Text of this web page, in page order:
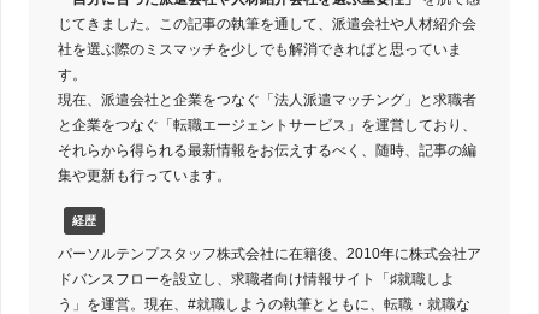
じてきました。この記事の執筆を通して、派遣会社や人材紹介会
社を選ぶ際のミスマッチを少しでも解消できればと思っていま
す。
現在、派遣会社と企業をつなぐ「法人派遣マッチング」と求職者
と企業をつなぐ「転職エージェントサービス」を運営しており、
それらから得られる最新情報をお伝えするべく、随時、記事の編
集や更新も行っています。
経歴
パーソルテンプスタッフ株式会社に在籍後、2010年に株式会社ア
ドバンスフローを設立し、求職者向け情報サイト「♯就職しよ
う」を運営。現在、#就職しようの執筆とともに、転職・就職な